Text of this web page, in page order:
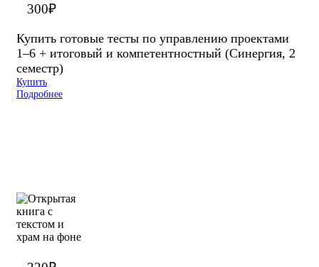
300₽
Купить готовые тесты по управлению проектами
1–6 + итоговый и компетентностный (Синергия, 2
семестр)
Купить
Подробнее